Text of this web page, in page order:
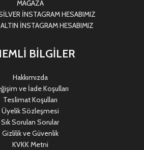
MAĞAZA
İNSTAGRAM HESABIMIZ
İNSTAGRAM HESABIMIZ
BİLGİLER
Hakkımızda
ve İade Koşulları
Teslimat Koşulları
Üyelik Sözleşmesi
Sık Sorulan Sorular
Gizlilik ve Güvenlik
KVKK Metni